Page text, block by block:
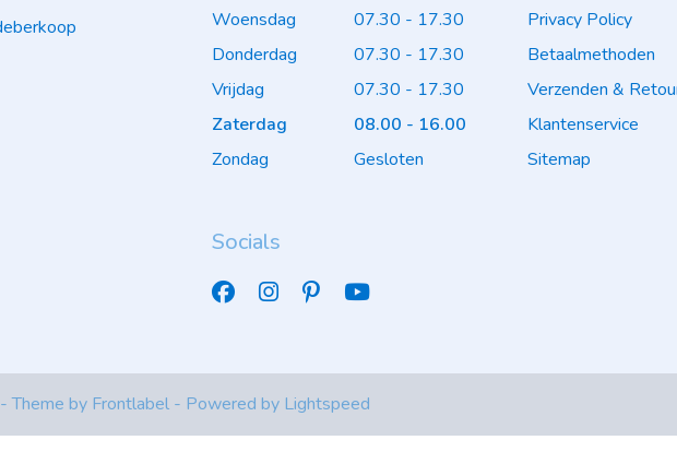
Woensdag
07.30 - 17.30
Donderdag
07.30 - 17.30
Vrijdag
07.30 - 17.30
Zaterdag
08.00 - 16.00
Zondag
Gesloten
Socials
Privacy Policy
Betaalmethoden
Verzenden &
Klantenservice
Sitemap
Theme by Frontlabel - Powered by Lightspeed